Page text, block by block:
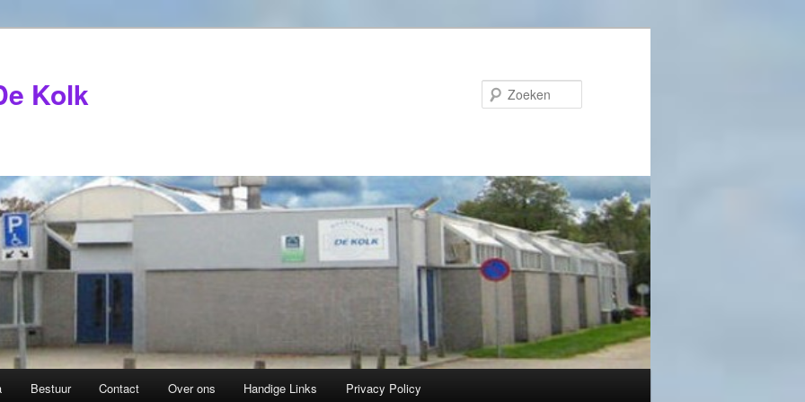
Kolk
Bestuur Contact Over ons Handige Links Privacy Policy